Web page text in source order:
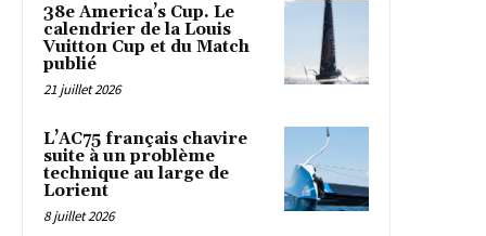
38e America’s Cup. Le
calendrier de la Louis
Vuitton Cup et du Match
publié
21 juillet 2026
L’AC75 français chavire
suite à un problème
technique au large de
Lorient
8 juillet 2026